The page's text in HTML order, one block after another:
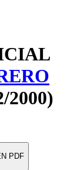
2000)
PDF